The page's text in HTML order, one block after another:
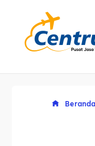
Beranda